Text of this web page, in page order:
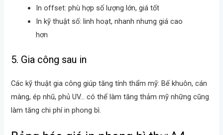
In offset: phù hợp số lượng lớn, giá tốt
In kỹ thuật số: linh hoạt, nhanh nhưng giá cao
hơn
5. Gia công sau in
Các kỹ thuật gia công giúp tăng tính thẩm mỹ: Bế khuôn, cán
màng, ép nhũ, phủ UV… có thể làm tăng thảm mỹ những cũng
làm tăng chi phí in phong bì.